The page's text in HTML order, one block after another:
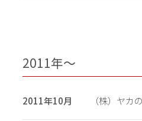
2011年〜
2011年10月 （株）ヤカ